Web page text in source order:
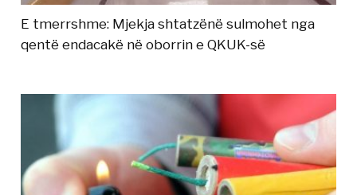
E tmerrshme: Mjekja shtatzënë sulmohet nga
qentë endacakë në oborrin e QKUK-së